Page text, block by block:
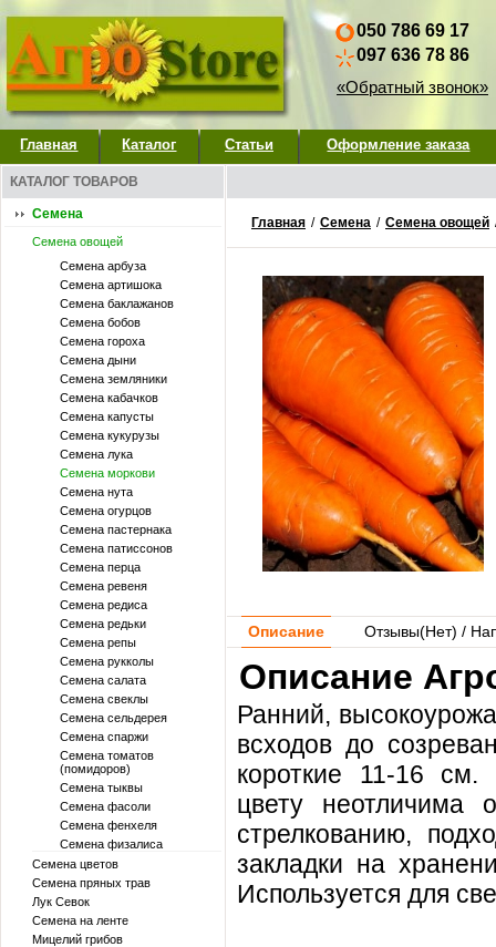
050 786 69 17
097 636 78 86
«Обратный звонок»
Главная Каталог Статьи Оформление заказа
КАТАЛОГ ТОВАРОВ
Семена
Семена овощей
Семена арбуза
Семена артишока
Семена баклажанов
Семена бобов
Семена гороха
Семена дыни
Семена земляники
Семена кабачков
Семена капусты
Семена кукурузы
Семена лука
Семена моркови
Семена нута
Семена огурцов
Семена пастернака
Семена патиссонов
Семена перца
Семена ревеня
Семена редиса
Семена редьки
Семена репы
Семена рукколы
Семена салата
Семена свеклы
Семена сельдерея
Семена спаржи
Семена томатов
(помидоров)
Семена тыквы
Семена фасоли
Семена фенхеля
Семена физалиса
Семена цветов
Семена пряных трав
Лук Севок
Семена на ленте
Мицелий грибов
Главная / Семена / Семена овощей
Описание Отзывы(Нет) /
Описание
Ранний,
всходов до
короткие 11-16 см.
цвету неотличима
стрелкованию,
закладки на
Используется для